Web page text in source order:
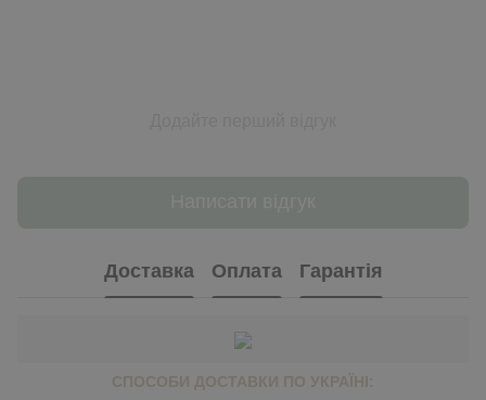
Доставка Оплата Гарантія
СПОСОБИ ДОСТАВКИ ПО УКРАЇНІ: